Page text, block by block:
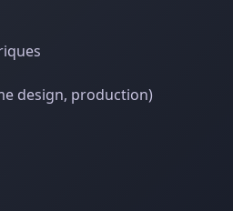
design, production)